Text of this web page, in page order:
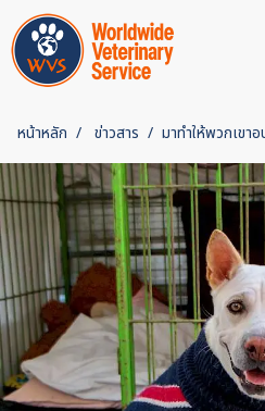
หน้าหลัก ข่าวสาร มาทำให้พวกเขา